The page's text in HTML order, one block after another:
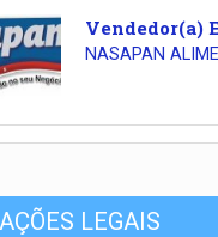
Vendedor(a)
NASAPAN
LEGAIS